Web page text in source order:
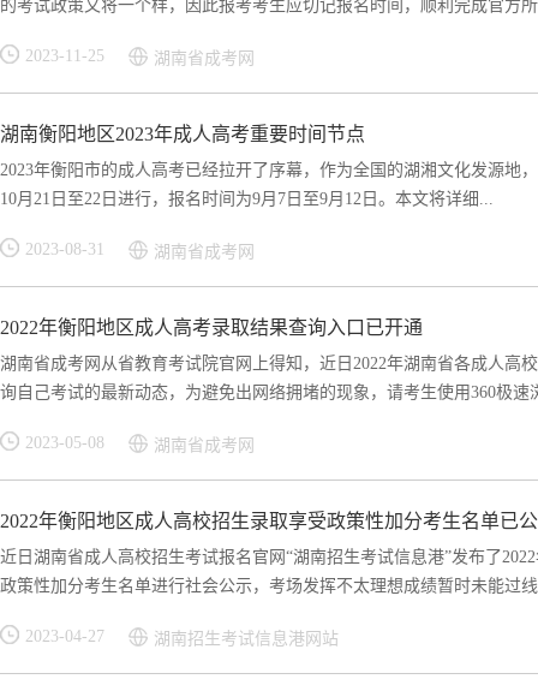
的考试政策又将一个样，因此报考考生应切记报名时间，顺利完成官方
2023-11-25 湖南省成考网
湖南衡阳地区2023年成人高考重要时间节点
2023年衡阳市的成人高考已经拉开了序幕，作为全国的湖湘文化发源地
10月21日至22日进行，报名时间为9月7日至9月12日。本文将详细...
2023-08-31 湖南省成考网
2022年衡阳地区成人高考录取结果查询入口已开通
湖南省成考网从省教育考试院官网上得知，近日2022年湖南省各成人
询自己考试的最新动态，为避免出网络拥堵的现象，请考生使用360极速
2023-05-08 湖南省成考网
2022年衡阳地区成人高校招生录取享受政策性加分考生名单已
近日湖南省成人高校招生考试报名官网“湖南招生考试信息港”发布了
政策性加分考生名单进行社会公示，考场发挥不太理想成绩暂时未能过
2023-04-27 湖南招生考试信息港网站